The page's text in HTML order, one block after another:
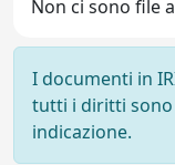
Non ci sono file
I documenti in
tutti i diritti sono
indicazione.